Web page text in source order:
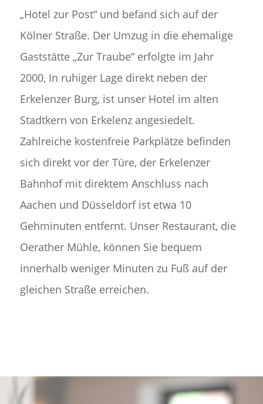
„Hotel zur Post“ und befand sich auf der
Kölner Straße. Der Umzug in die ehemalige
Gaststätte „Zur Traube“ erfolgte im Jahr
2000, In ruhiger Lage direkt neben der
Erkelenzer Burg, ist unser Hotel im alten
Stadtkern von Erkelenz angesiedelt.
Zahlreiche kostenfreie Parkplätze befinden
sich direkt vor der Türe, der Erkelenzer
Bahnhof mit direktem Anschluss nach
Aachen und Düsseldorf ist etwa 10
Gehminuten entfernt. Unser Restaurant, die
Oerather Mühle, können Sie bequem
innerhalb weniger Minuten zu Fuß auf der
gleichen Straße erreichen.